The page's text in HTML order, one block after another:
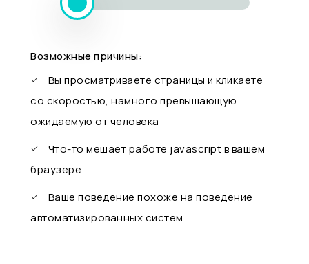
Возможные причины:
Вы просматриваете страницы и кликаете
со скоростью, намного превышающую
ожидаемую от человека
Что-то мешает работе javascript в вашем
браузере
Ваше поведение похоже на поведение
автоматизированных систем